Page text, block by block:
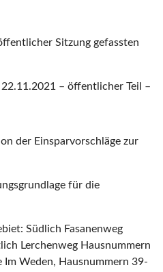
Sitzung gefassten
– öffentlicher Teil –
der Einsparvorschläge zur
für die
Südlich Fasanenweg
Lerchenweg Hausnummern
Weden, Hausnummern 39-